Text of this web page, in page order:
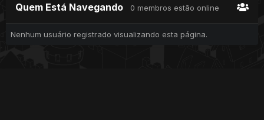
Quem Está Navegando 0 membros estão online
Nenhum usuário registrado visualizando esta página.